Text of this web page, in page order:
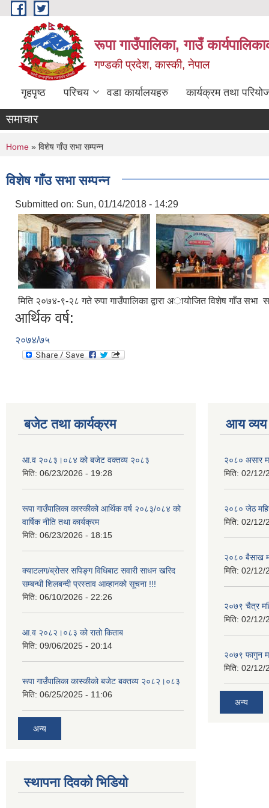
Skip to main content
रूपा गाउँपालिका, गाउँ
गण्डकी प्रदेश, कास्की, नेपाल
गृहपृष्ठ परिचय वडा कार्यालयहरु कार्यक्रम तथा
समाचार
You are here
Home » विशेष गाँउ सभा सम्पन्न
विशेष गाँउ सभा सम्पन्न
Submitted on: Sun, 01/14/2018 - 14:29
मिति २०७४-९-२८ गते रुपा गाउँपालिका द्वारा अायोजित विशेष गाँउ
आर्थिक वर्ष:
२०७४/७५
बजेट तथा कार्यक्रम
आ.व २०८३।०८४ को बजेट वक्तव्य २०८३
मिति: 06/23/2026 - 19:28
रूपा गाउँपालिका कास्कीको आर्थिक वर्ष २०८३/०८४ को
वार्षिक नीति तथा कार्यक्रम
मिति: 06/23/2026 - 18:15
क्याटलग/ब्रोसर सपिङ्ग विधिबाट सवारी साधन खरिद
सम्बन्धी शिलबन्दी प्रस्ताव आव्हानको सूचना !!!
मिति: 06/10/2026 - 22:26
आ.व २०८२।०८३ को रातो किताब
मिति: 09/06/2025 - 20:14
रूपा गाउँपालिका कास्कीको बजेट बक्तव्य २०८२।०८३
मिति: 06/25/2025 - 11:06
अन्य
आय व्यय
२०८० असार
मिति: 02/12/
२०८० जेठ
मिति: 02/12/
२०८० बैसाख
मिति: 02/12/
२०७९ चैत्र
मिति: 02/12/
२०७९ फागुन
मिति: 02/12/
अन्य
स्थापना दिवको भिडियो